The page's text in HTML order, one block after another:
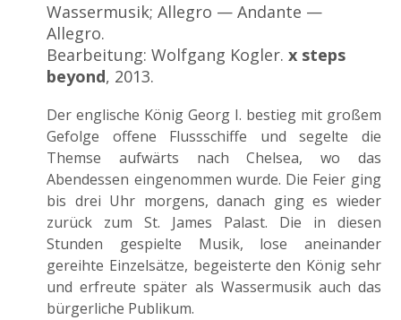
Wassermusik; Allegro — Andante —
Allegro.
Bearbeitung: Wolfgang Kogler.x steps
beyond, 2013.
Der englische König Georg I. bestieg mit großem
Gefolge offene Flussschiffe und segelte die
Themse aufwärts nach Chelsea, wo das
Abendessen eingenommen wurde. Die Feier ging
bis drei Uhr morgens, danach ging es wieder
zurück zum St. James Palast. Die in diesen
Stunden gespielte Musik, lose aneinander
gereihte Einzelsätze, begeisterte den König sehr
und erfreute später als Wassermusik auch das
bürgerliche Publikum.